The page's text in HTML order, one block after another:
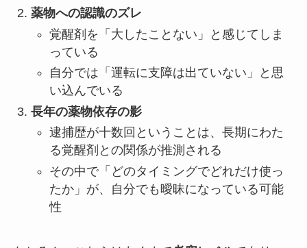
薬物への認識のズレ
覚醒剤を「大したことない」と感じてしま
っている
自分では「運転に支障は出ていない」と思
い込んでいる
長年の薬物依存の影
逮捕歴が十数回ということは、長期にわた
る覚醒剤との関係が推測される
その中で「どのタイミングでどれだけ使っ
たか」が、自分でも曖昧になっている可能
性